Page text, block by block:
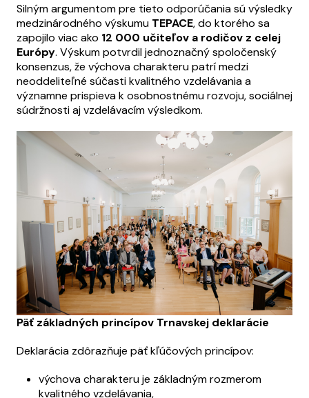
Silným argumentom pre tieto odporúčania sú výsledky
medzinárodného výskumu TEPACE, do ktorého sa
zapojilo viac ako 12 000 učiteľov a rodičov z celej
Európy. Výskum potvrdil jednoznačný spoločenský
konsenzus, že výchova charakteru patrí medzi
neoddeliteľné súčasti kvalitného vzdelávania a
významne prispieva k osobnostnému rozvoju, sociálnej
súdržnosti aj vzdelávacím výsledkom.
Päť základných princípov Trnavskej deklarácie
Deklarácia zdôrazňuje päť kľúčových princípov:
výchova charakteru je základným rozmerom
kvalitného vzdelávania,